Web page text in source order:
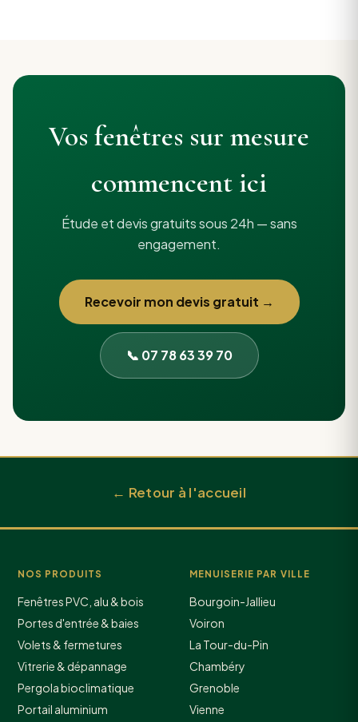
Vos fenêtres sur mesure
commencent ici
Étude et devis gratuits sous 24h — sans
engagement.
Recevoir mon devis gratuit →
📞 07 78 63 39 70
← Retour à l'accueil
NOS PRODUITS
Fenêtres PVC, alu & bois
Portes d'entrée & baies
Volets & fermetures
Vitrerie & dépannage
Pergola bioclimatique
Portail aluminium
MENUISERIE PAR VILLE
Bourgoin-Jallieu
Voiron
La Tour-du-Pin
Chambéry
Grenoble
Vienne